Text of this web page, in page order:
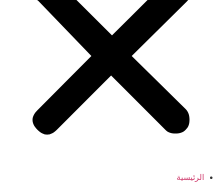
الرئيسية